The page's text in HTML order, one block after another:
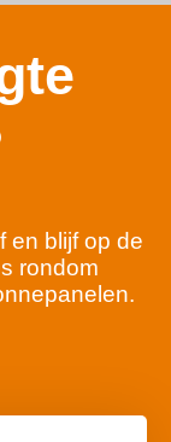
en blijf op de
rondom